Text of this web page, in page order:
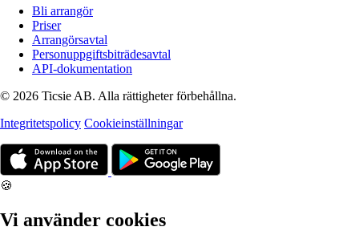
Bli arrangör
Priser
Arrangörsavtal
Personuppgiftsbiträdesavtal
API-dokumentation
© 2026 Ticsie AB. Alla rättigheter förbehållna.
Integritetspolicy Cookieinställningar
🍪
Vi använder cookies